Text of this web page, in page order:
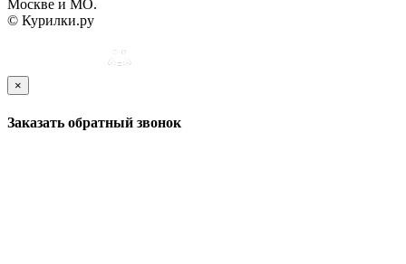
Москве и МО.
© Курилки.ру
×
Заказать обратный звонок